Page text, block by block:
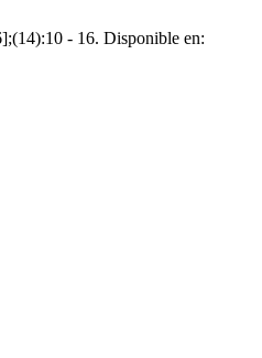
- 16. Disponible en: